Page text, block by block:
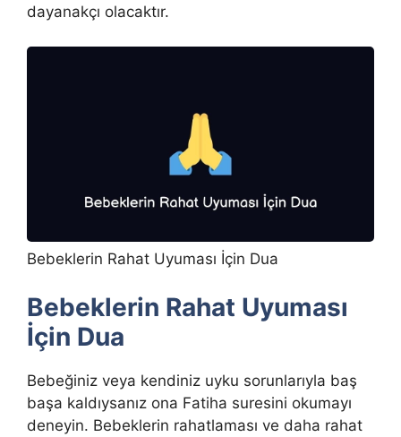
dayanakçı olacaktır.
Bebeklerin Rahat Uyuması İçin Dua
Bebeklerin Rahat Uyuması
İçin Dua
Bebeğiniz veya kendiniz uyku sorunlarıyla baş
başa kaldıysanız ona Fatiha suresini okumayı
deneyin. Bebeklerin rahatlaması ve daha rahat